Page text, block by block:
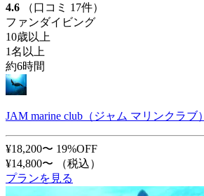
4.6
（口コミ 17件）
ファンダイビング
10歳以上
1名以上
約6時間
JAM marine club（ジャム マリンクラブ）
¥18,200〜 19%OFF
¥14,800〜
（税込）
プランを見る